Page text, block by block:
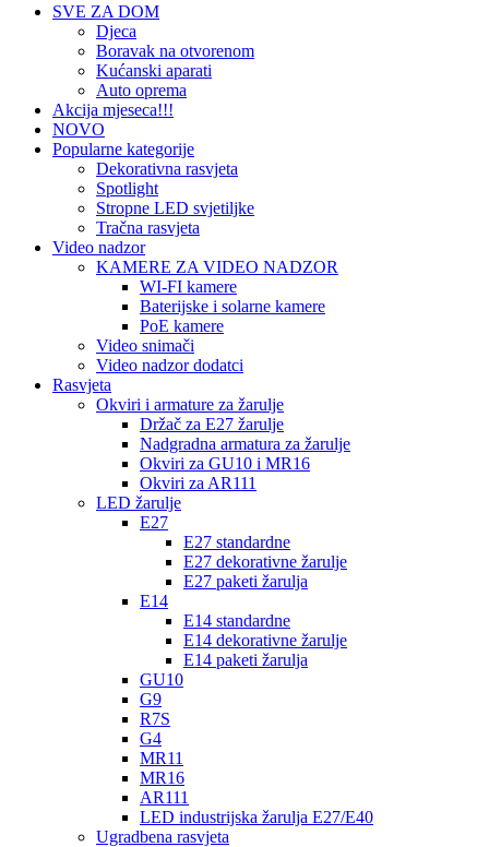
SVE ZA DOM
Djeca
Boravak na otvorenom
Kućanski aparati
Auto oprema
Akcija mjeseca!!!
NOVO
Popularne kategorije
Dekorativna rasvjeta
Spotlight
Stropne LED svjetiljke
Tračna rasvjeta
Video nadzor
KAMERE ZA VIDEO NADZOR
WI-FI kamere
Baterijske i solarne kamere
PoE kamere
Video snimači
Video nadzor dodatci
Rasvjeta
Okviri i armature za žarulje
Držač za E27 žarulje
Nadgradna armatura za žarulje
Okviri za GU10 i MR16
Okviri za AR111
LED žarulje
E27
E27 standardne
E27 dekorativne žarulje
E27 paketi žarulja
E14
E14 standardne
E14 dekorativne žarulje
E14 paketi žarulja
GU10
G9
R7S
G4
MR11
MR16
AR111
LED industrijska žarulja E27/E40
Ugradbena rasvjeta